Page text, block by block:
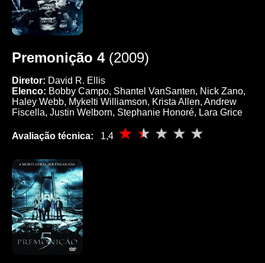
Premonição 4(2009)
Diretor: David R. Ellis
Elenco: Bobby Campo, Shantel VanSanten, Nick Zano,
Haley Webb, Mykelti Williamson, Krista Allen, Andrew
Fiscella, Justin Welborn, Stephanie Honoré, Lara Grice
Avaliação técnica: 1,4